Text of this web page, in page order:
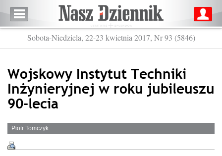
Sobota-Niedziela, 22-23 kwietnia 2017, Nr 93 (5846)
Wojskowy Instytut Techniki
Inżynieryjnej w roku jubileuszu
90-lecia
Piotr Tomczyk